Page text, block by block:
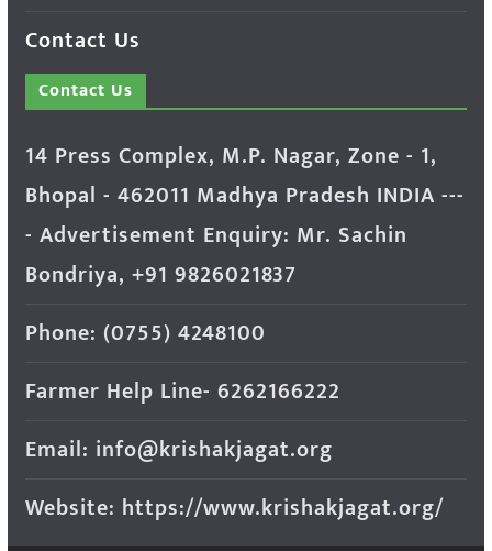
Contact Us
Contact Us
14 Press Complex, M.P. Nagar, Zone - 1,
Bhopal - 462011 Madhya Pradesh INDIA ---
- Advertisement Enquiry: Mr. Sachin
Bondriya, +91 9826021837
Phone: (0755) 4248100
Farmer Help Line- 6262166222
Email: info@krishakjagat.org
Website: https://www.krishakjagat.org/